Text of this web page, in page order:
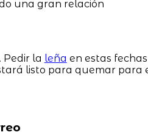
una gran relación
Pedir la leña en estas fechas
listo para quemar para